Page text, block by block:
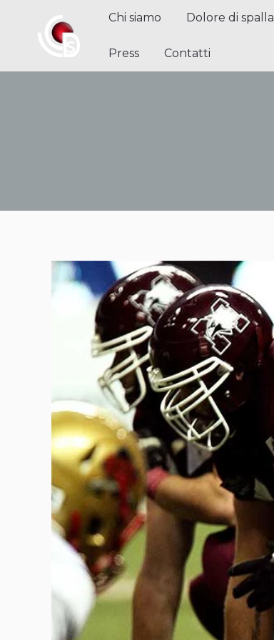
Chi siamo Dolore di spalla
Press Contatti
Chi siamo Dolore di spalla